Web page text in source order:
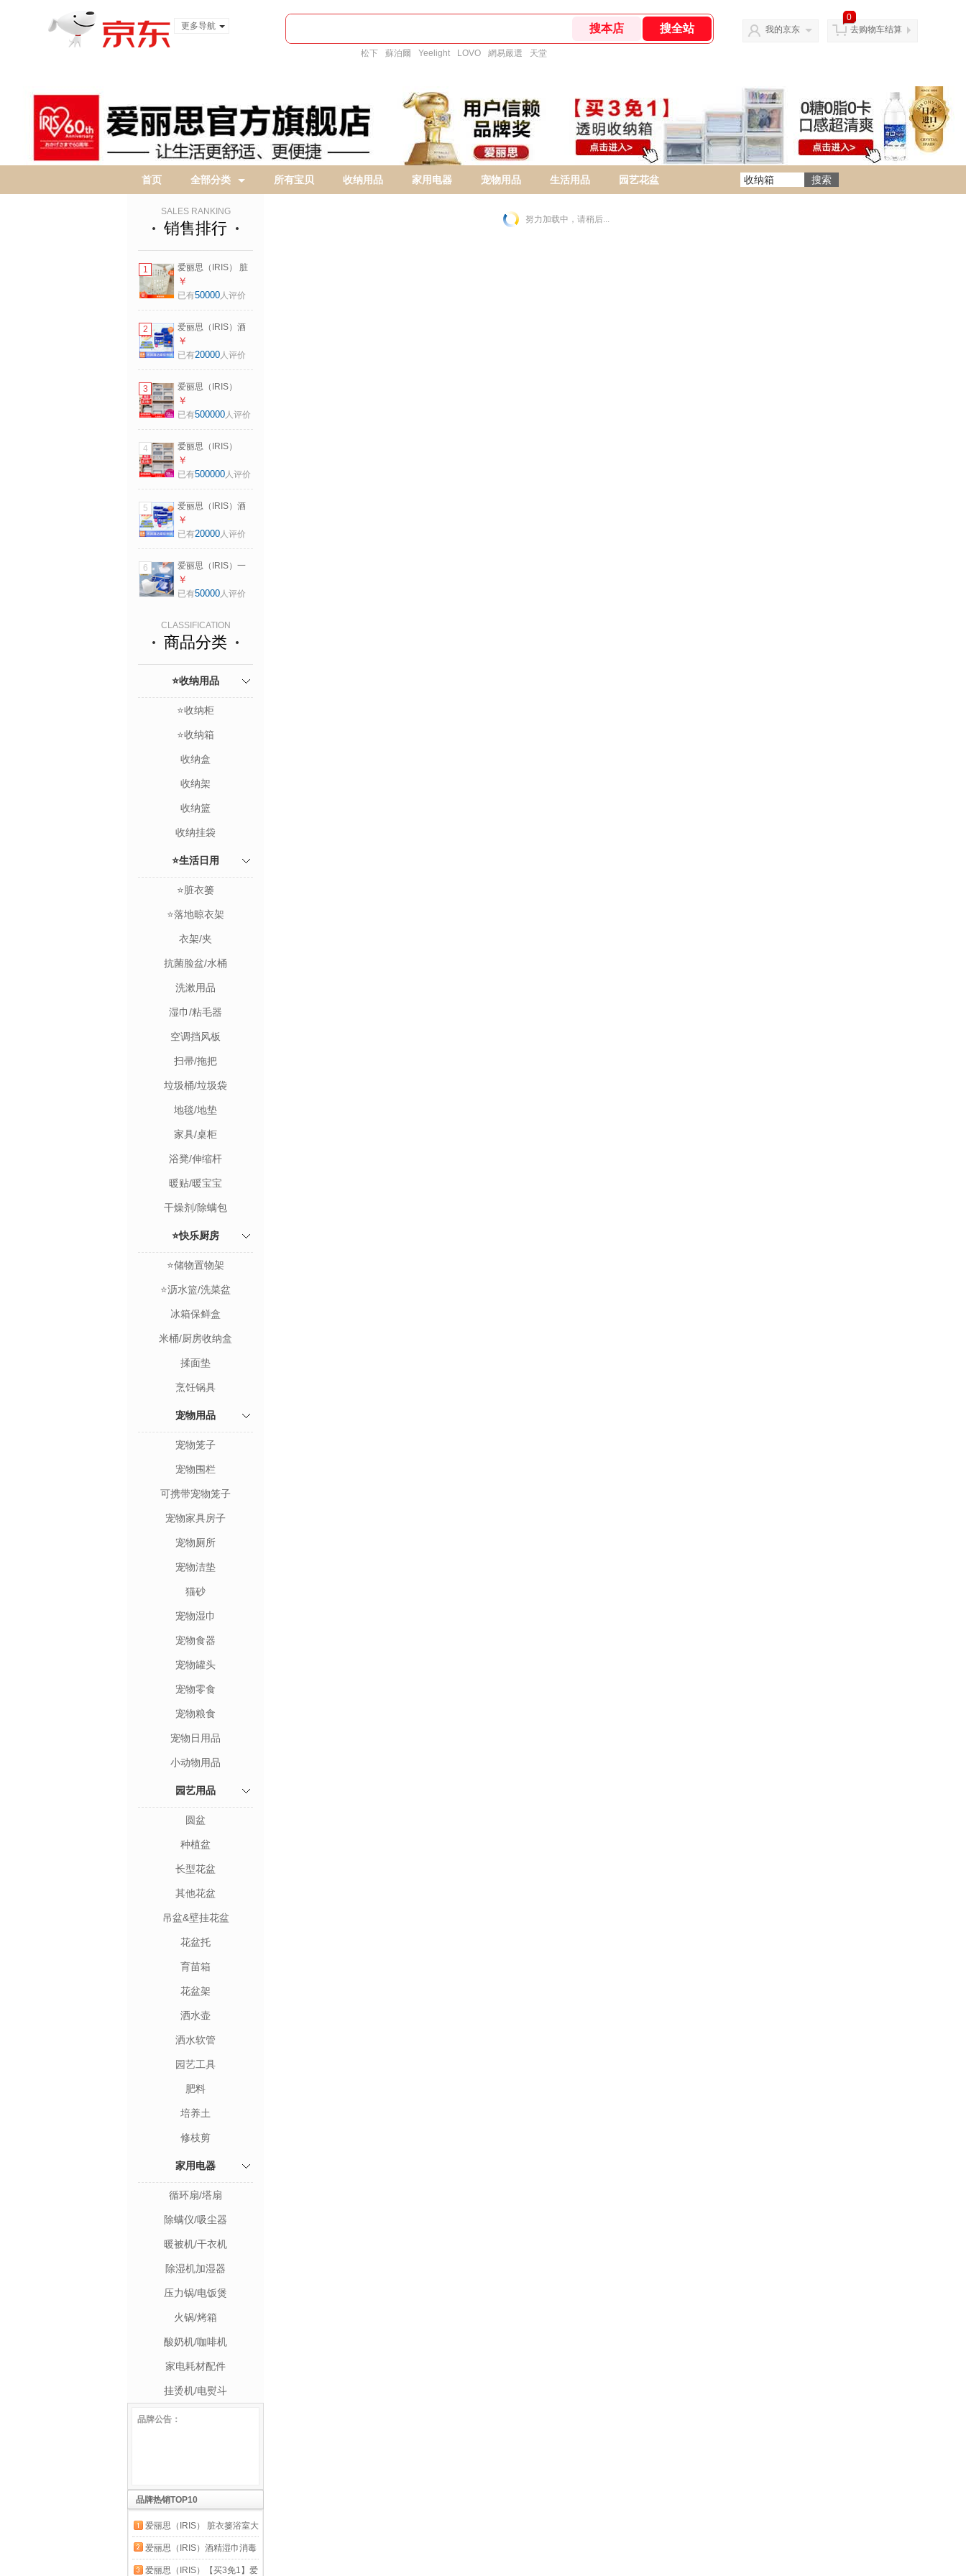
更多导航
松下 蘇泊爾 Yeelight LOVO 網易嚴選 天堂
我的京东
0
去购物车结算
首页 全部分类 所有宝贝 收纳用品 家用电器 宠物用品 生活用品 园艺花盆
SALES RANKING
销售排行
1
爱丽思（IRIS） 脏
衣篓浴室大号脏衣
篓塑料洗衣篮装脏
升 白色【3-4人适
用】
￥
已有50000人评价
2
爱丽思（IRIS）酒
精湿巾消毒杀菌桶
装湿纸巾厨房清洁
值】酒精湿巾300片
￥
已有20000人评价
3
爱丽思（IRIS）
【买3免1】爱丽思
收纳箱整理箱塑料
*59L BC-500D 白
色
￥
已有500000人评价
4
爱丽思（IRIS）
【买3免1】爱丽思
收纳箱整理箱塑料
BC-450D 白色
￥
已有500000人评价
5
爱丽思（IRIS）酒
精湿巾消毒杀菌桶
装湿纸巾厨房清洁
爆款】100片*3桶
￥
已有20000人评价
6
爱丽思（IRIS）一
次性防护口罩秋冬
季防寒防风儿童口
体/白色】50枚
￥
已有50000人评价
CLASSIFICATION
商品分类
⭐收纳用品
⭐收纳柜
⭐收纳箱
收纳盒
收纳架
收纳篮
收纳挂袋
⭐生活日用
⭐脏衣篓
⭐落地晾衣架
衣架/夹
抗菌脸盆/水桶
洗漱用品
湿巾/粘毛器
空调挡风板
扫帚/拖把
垃圾桶/垃圾袋
地毯/地垫
家具/桌柜
浴凳/伸缩杆
暖贴/暖宝宝
干燥剂/除螨包
⭐快乐厨房
⭐储物置物架
⭐沥水篮/洗菜盆
冰箱保鲜盒
米桶/厨房收纳盒
揉面垫
烹饪锅具
宠物用品
宠物笼子
宠物围栏
可携带宠物笼子
宠物家具房子
宠物厕所
宠物洁垫
猫砂
宠物湿巾
宠物食器
宠物罐头
宠物零食
宠物粮食
宠物日用品
小动物用品
园艺用品
圆盆
种植盆
长型花盆
其他花盆
吊盆&壁挂花盆
花盆托
育苗箱
花盆架
洒水壶
洒水软管
园艺工具
肥料
培养土
修枝剪
家用电器
循环扇/塔扇
除螨仪/吸尘器
暖被机/干衣机
除湿机加湿器
压力锅/电饭煲
火锅/烤箱
酸奶机/咖啡机
家电耗材配件
挂烫机/电熨斗
品牌公告：
品牌热销TOP10
爱丽思（IRIS） 脏衣篓浴室大
号脏衣篓塑料洗衣篮装脏衣服
污衣篮子桶收纳筐衣篮
爱丽思（IRIS）酒精湿巾消毒
杀菌桶装湿纸巾厨房清洁马桶
爱丽思（IRIS）【买3免1】爱
努力加载中，请稍后...